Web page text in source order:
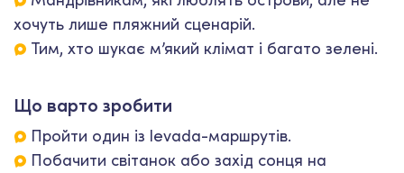
хочуть лише пляжний сценарій.
Тим, хто шукає м’який клімат і багато зелені.
Що варто зробити
Пройти один із levada-маршрутів.
Побачити світанок або захід сонця на